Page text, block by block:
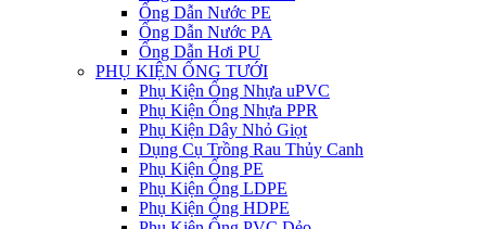
Ống Dẫn Nước PE
Ống Dẫn Nước PA
Ống Dẫn Hơi PU
PHỤ KIỆN ỐNG TƯỚI
Phụ Kiện Ống Nhựa uPVC
Phụ Kiện Ống Nhựa PPR
Phụ Kiện Dây Nhỏ Giọt
Dụng Cụ Trồng Rau Thủy Canh
Phụ Kiện Ống PE
Phụ Kiện Ống LDPE
Phụ Kiện Ống HDPE